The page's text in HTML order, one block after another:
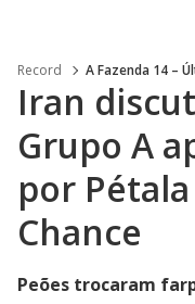
Record A Fazenda 14 –
Iran
Grupo A
por
Chance
Peões trocaram